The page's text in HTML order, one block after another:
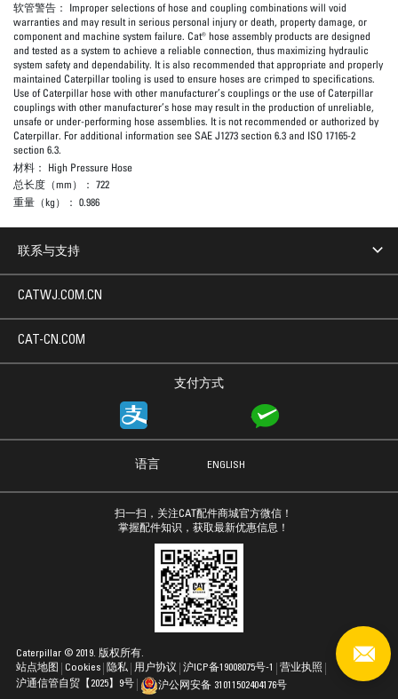
软管警告： Improper selections of hose and coupling combinations will void
warranties and may result in serious personal injury or death, property damage, or
component and machine system failure. Cat® hose assembly products are designed
and tested as a system to achieve a reliable connection, thus maximizing hydraulic
system safety and dependability. It is also recommended that appropriate and properly
maintained Caterpillar tooling is used to ensure hoses are crimped to specifications.
Use of Caterpillar hose with other manufacturer’s couplings or the use of Caterpillar
couplings with other manufacturer’s hose may result in the production of unreliable,
unsafe or under-performing hose assemblies. It is not recommended or authorized by
Caterpillar. For additional information see SAE J1273 section 6.3 and ISO 17165-2
section 6.3.
材料： High Pressure Hose
总长度（mm）： 722
重量（kg）： 0.986
联系与支持
支付方式
CATWJ.COM.CN
CAT-CN.COM
语言 ENGLISH
扫一扫，关注CAT配件商城官方微信！
掌握配件知识，获取最新优惠信息！
站点地图 Cookies 隐私 用户协议
Caterpillar © 2019. 版权所有.
沪ICP备19008075号-1
营业执照
沪通信管自贸【2025】9号
沪公网安备 31011502404176号